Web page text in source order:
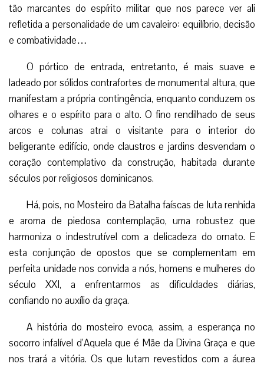
tão marcantes do espírito militar que nos parece ver ali
refletida a personalidade de um cavaleiro: equilíbrio, decisão
e combatividade…
O pórtico de entrada, entretanto, é mais suave e
ladeado por sólidos contrafortes de monumental altura, que
manifestam a própria contingência, enquanto conduzem os
olhares e o espírito para o alto. O fino rendilhado de seus
arcos e colunas atrai o visitante para o interior do
beligerante edifício, onde claustros e jardins desvendam o
coração contemplativo da construção, habitada durante
séculos por religiosos dominicanos.
Há, pois, no Mosteiro da Batalha faíscas de luta renhida
e aroma de piedosa contemplação, uma robustez que
harmoniza o indestrutível com a delicadeza do ornato. E
esta conjunção de opostos que se complementam em
perfeita unidade nos convida a nós, homens e mulheres do
século XXI, a enfrentarmos as dificuldades diárias,
confiando no auxílio da graça.
A história do mosteiro evoca, assim, a esperança no
socorro infalível d’Aquela que é Mãe da Divina Graça e que
nos trará a vitória. Os que lutam revestidos com a áurea